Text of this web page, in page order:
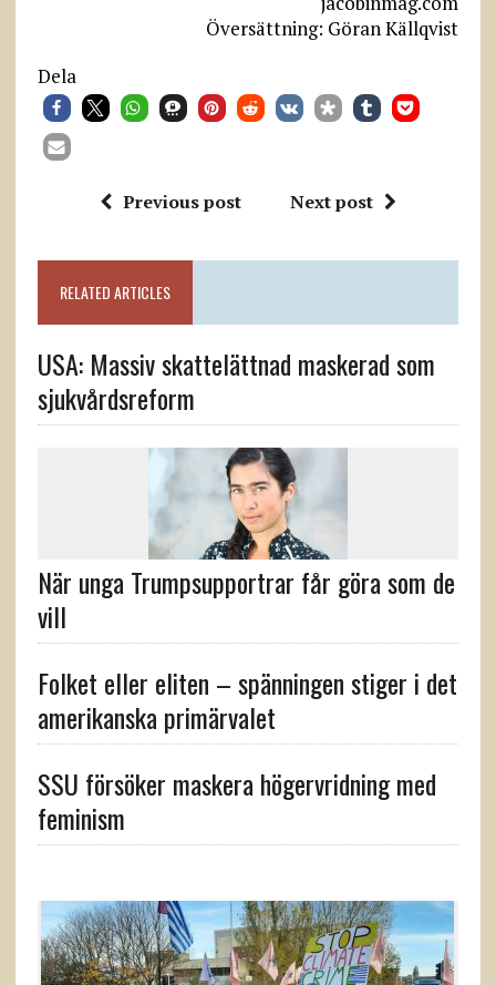
Översättning: Göran Källqvist
Dela
Previous post Next post
RELATED ARTICLES
USA: Massiv skattelättnad maskerad som
sjukvårdsreform
När unga Trumpsupportrar får göra som de
vill
Folket eller eliten – spänningen stiger i det
amerikanska primärvalet
SSU försöker maskera högervridning med
feminism